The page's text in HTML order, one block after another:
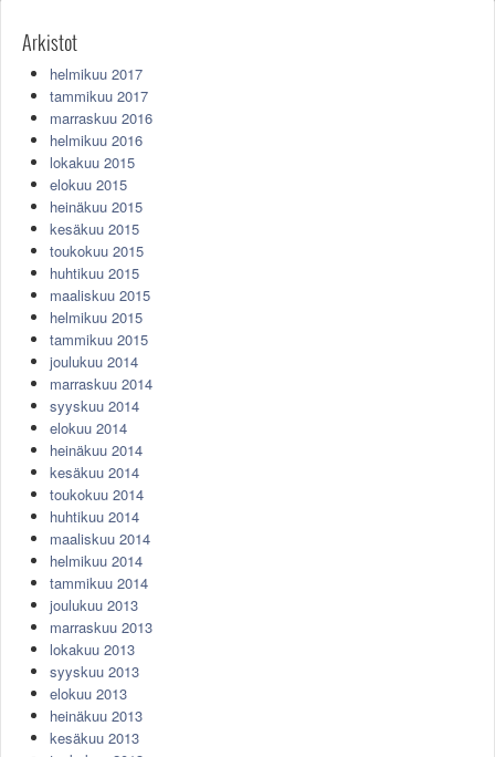
Arkistot
helmikuu 2017
tammikuu 2017
marraskuu 2016
helmikuu 2016
lokakuu 2015
elokuu 2015
heinäkuu 2015
kesäkuu 2015
toukokuu 2015
huhtikuu 2015
maaliskuu 2015
helmikuu 2015
tammikuu 2015
joulukuu 2014
marraskuu 2014
syyskuu 2014
elokuu 2014
heinäkuu 2014
kesäkuu 2014
toukokuu 2014
huhtikuu 2014
maaliskuu 2014
helmikuu 2014
tammikuu 2014
joulukuu 2013
marraskuu 2013
lokakuu 2013
syyskuu 2013
elokuu 2013
heinäkuu 2013
kesäkuu 2013